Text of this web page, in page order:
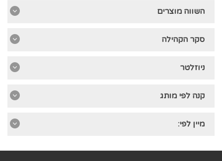
השווה מוצרים
סקר הקהילה
ניוזלטר
קנה לפי מותג
מיין לפי: